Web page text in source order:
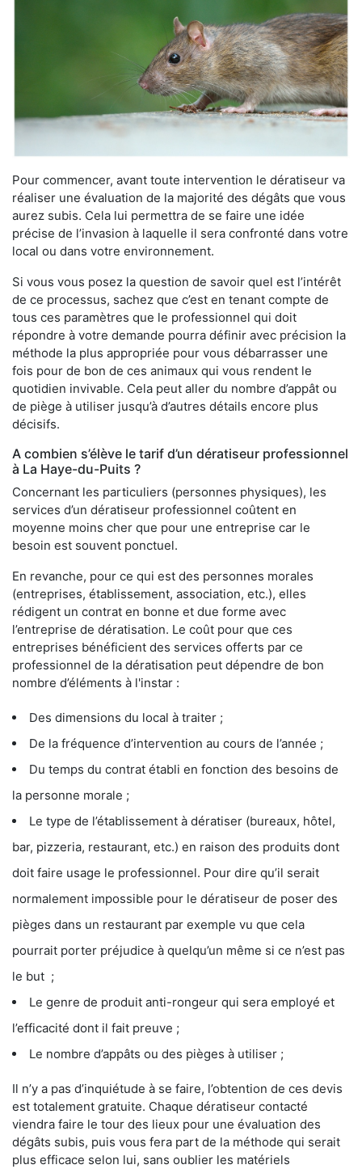
Pour commencer, avant toute intervention le dératiseur va
réaliser une évaluation de la majorité des dégâts que vous
aurez subis. Cela lui permettra de se faire une idée
précise de l’invasion à laquelle il sera confronté dans votre
local ou dans votre environnement.
Si vous vous posez la question de savoir quel est l’intérêt
de ce processus, sachez que c’est en tenant compte de
tous ces paramètres que le professionnel qui doit
répondre à votre demande pourra définir avec précision la
méthode la plus appropriée pour vous débarrasser une
fois pour de bon de ces animaux qui vous rendent le
quotidien invivable. Cela peut aller du nombre d’appât ou
de piège à utiliser jusqu’à d’autres détails encore plus
décisifs.
A combien s’élève le tarif d’un dératiseur professionnel
à La Haye-du-Puits ?
Concernant les particuliers (personnes physiques), les
services d’un dératiseur professionnel coûtent en
moyenne moins cher que pour une entreprise car le
besoin est souvent ponctuel.
En revanche, pour ce qui est des personnes morales
(entreprises, établissement, association, etc.), elles
rédigent un contrat en bonne et due forme avec
l’entreprise de dératisation. Le coût pour que ces
entreprises bénéficient des services offerts par ce
professionnel de la dératisation peut dépendre de bon
nombre d’éléments à l'instar :
Des dimensions du local à traiter ;
De la fréquence d’intervention au cours de l’année ;
Du temps du contrat établi en fonction des besoins de
la personne morale ;
Le type de l’établissement à dératiser (bureaux, hôtel,
bar, pizzeria, restaurant, etc.) en raison des produits dont
doit faire usage le professionnel. Pour dire qu’il serait
normalement impossible pour le dératiseur de poser des
pièges dans un restaurant par exemple vu que cela
pourrait porter préjudice à quelqu’un même si ce n’est pas
le but ;
Le genre de produit anti-rongeur qui sera employé et
l’efficacité dont il fait preuve ;
Le nombre d’appâts ou des pièges à utiliser ;
Il n’y a pas d’inquiétude à se faire, l’obtention de ces devis
est totalement gratuite. Chaque dératiseur contacté
viendra faire le tour des lieux pour une évaluation des
dégâts subis, puis vous fera part de la méthode qui serait
plus efficace selon lui, sans oublier les matériels